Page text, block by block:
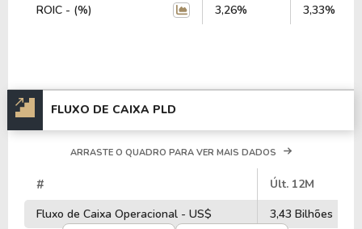
ROIC - (%)
3,26% 3,33%
FLUXO DE CAIXA PLD
ARRASTE O QUADRO PARA VER MAIS DADOS
#
Últ. 12M
Fluxo de Caixa Operacional - US$
3,43 Bilhões